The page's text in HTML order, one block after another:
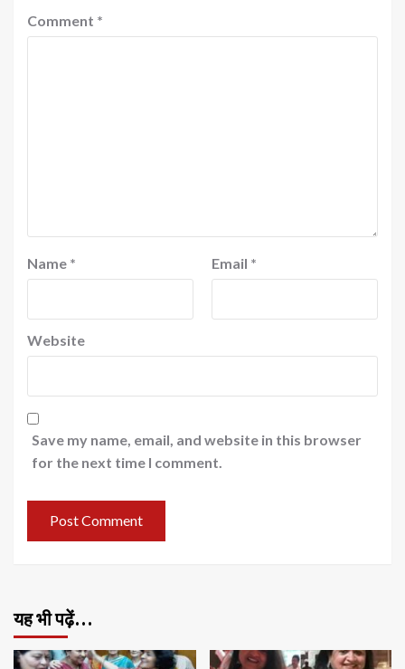
Comment *
Name * Email *
Website
Save my name, email, and website in this browser
for the next time I comment.
यह भी पढ़ें…